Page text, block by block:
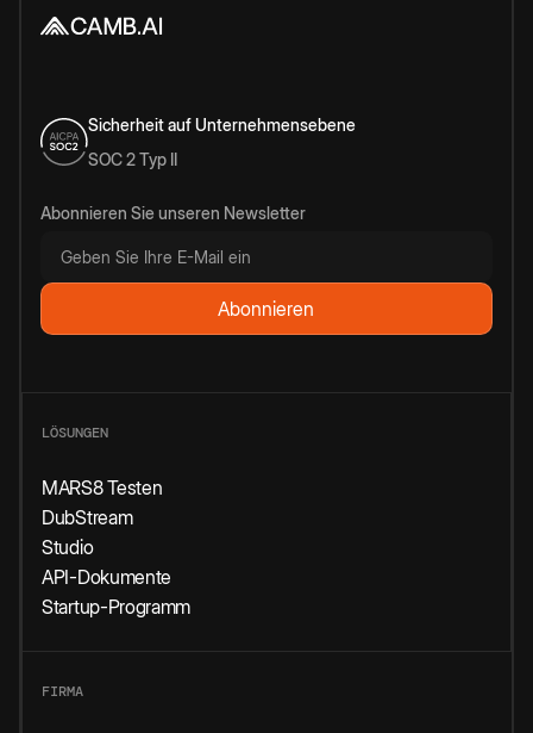
Sicherheit auf Unternehmensebene
SOC 2 Typ II
Abonnieren Sie unseren Newsletter
LÖSUNGEN
MARS8 Testen
DubStream
Studio
API-Dokumente
Startup-Programm
FIRMA